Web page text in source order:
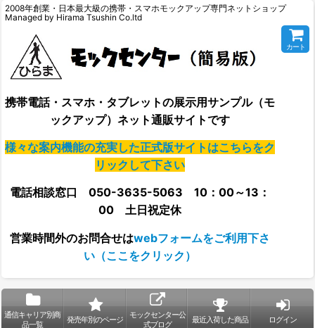
2008年創業・日本最大級の携帯・スマホモックアップ専門ネットショップ
Managed by Hirama Tsushin Co.ltd
携帯電話・スマホ・タブレットの展示用サンプル（モ
ックアップ）ネット通販サイトです
様々な案内機能の充実した正式版サイトはこちらをク
リックして下さい
電話相談窓口 050-3635-5063 10：00～13：
00 土日祝定休
営業時間外のお問合せはwebフォームをご利用下さ
い（ここをクリック）
カート
通信キャリア別商
品一覧
発売年別のページ
モックセンター公
式ブログ
最近入荷した商品 ログイン